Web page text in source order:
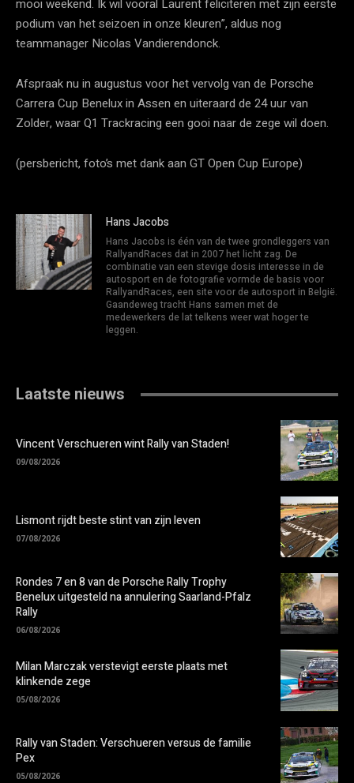
mooi weekend. Ik wil vooral Laurent feliciteren met zijn eerste
podium van het seizoen in onze kleuren”, aldus nog
teammanager Nicolas Vandierendonck.
Afspraak nu in augustus voor het vervolg van de Porsche
Carrera Cup Benelux in Assen en uiteraard de 24 uur van
Zolder, waar Q1 Trackracing een gooi naar de zege wil doen.
(persbericht, foto’s met dank aan GT Open Cup Europe)
Hans Jacobs
Hans Jacobs is één van de twee grondleggers van
RallyandRaces dat in 2007 het licht zag. De
combinatie van een stevige dosis interesse in de
autosport en de fotografie vormde de basis voor
RallyandRaces, een site voor de autosport in België.
Gaandeweg tracht Hans samen met de
medewerkers de lat telkens weer wat hoger te
leggen.
Laatste nieuws
Vincent Verschueren wint Rally van Staden!
09/08/2026
Lismont rijdt beste stint van zijn leven
07/08/2026
Rondes 7 en 8 van de Porsche Rally Trophy
Benelux uitgesteld na annulering Saarland-Pfalz
Rally
06/08/2026
Milan Marczak verstevigt eerste plaats met
klinkende zege
05/08/2026
Rally van Staden: Verschueren versus de familie
Pex
05/08/2026